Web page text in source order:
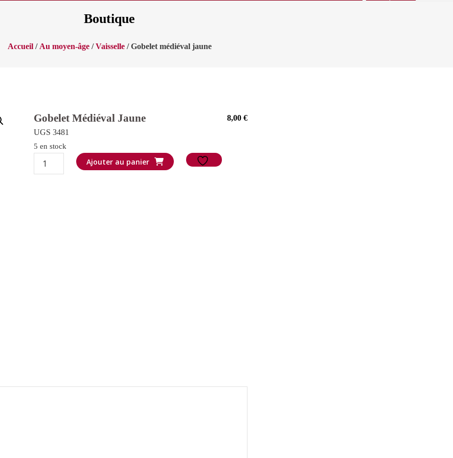
Boutique
Accueil/ Au moyen-âge/Vaisselle/ Gobelet médiéval jaune
Gobelet Médiéval Jaune 8,00 €
UGS 3481
5 en stock
quantité
de
Ajouter au panier